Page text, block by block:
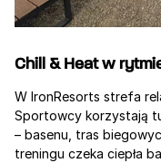
Chill & Heat w
W IronResorts strefa
Sportowcy korzystają
– basenu, tras
treningu czeka ciepła